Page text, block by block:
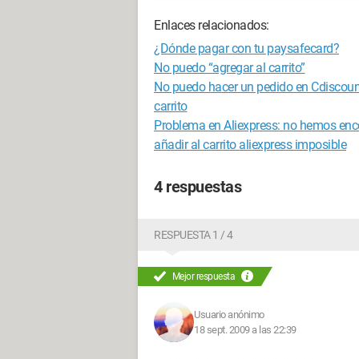
Enlaces relacionados:
¿Dónde pagar con tu paysafecard?
No puedo “agregar al carrito”
No puedo hacer un pedido en
carrito
Problema en Aliexpress: no hemos
añadir al carrito aliexpress imposible
4 respuestas
RESPUESTA 1 / 4
Mejor respuesta
Usuario anónimo
18 sept. 2009 a las 22:39